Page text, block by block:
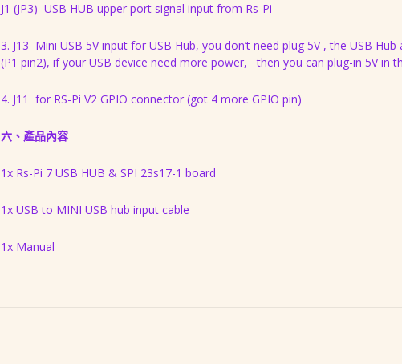
J1 (JP3) USB HUB upper port signal input from Rs-Pi
3. J13 Mini USB 5V input for USB Hub, you don’t need plug 5V , the USB
(P1 pin2), if your USB device need more power, then you can plug-in 5V in
4. J11 for RS-Pi V2 GPIO connector (got 4 more GPIO pin)
六、產品內容
1x Rs-Pi 7 USB HUB & SPI 23s17-1 board
1x USB to MINI USB hub input cable
1x Manual